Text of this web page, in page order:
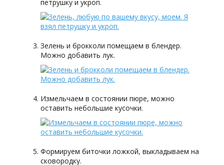
петрушку и укроп.
Зелень и брокколи помещаем в блендер.
Можно добавить лук.
Измельчаем в состоянии пюре, можно
оставить небольшие кусочки.
Формируем биточки ложкой, выкладываем на
сковородку.